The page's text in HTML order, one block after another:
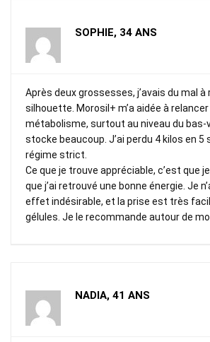
SOPHIE, 34 ANS
Après deux grossesses, j’avais du mal
silhouette. Morosil+ m’a aidée à
métabolisme, surtout au niveau du bas-
stocke beaucoup. J’ai perdu 4 kilos en 5
régime strict.
Ce que je trouve appréciable, c’est que
que j’ai retrouvé une bonne énergie. Je
effet indésirable, et la prise est très
gélules. Je le recommande autour de
NADIA, 41 ANS